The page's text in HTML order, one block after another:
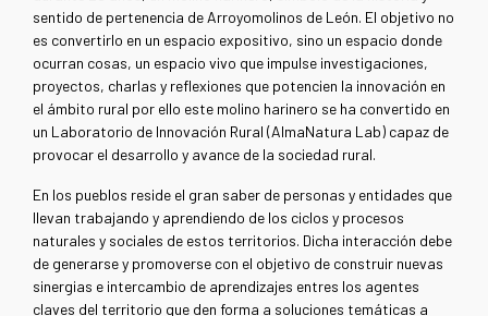
sentido de pertenencia de Arroyomolinos de León. El objetivo no
es convertirlo en un espacio expositivo, sino un espacio donde
ocurran cosas, un espacio vivo que impulse investigaciones,
proyectos, charlas y reflexiones que potencien la innovación en
el ámbito rural por ello este molino harinero se ha convertido en
un Laboratorio de Innovación Rural (AlmaNatura Lab) capaz de
provocar el desarrollo y avance de la sociedad rural.
En los pueblos reside el gran saber de personas y entidades que
llevan trabajando y aprendiendo de los ciclos y procesos
naturales y sociales de estos territorios. Dicha interacción debe
de generarse y promoverse con el objetivo de construir nuevas
sinergias e intercambio de aprendizajes entres los agentes
claves del territorio que den forma a soluciones temáticas a